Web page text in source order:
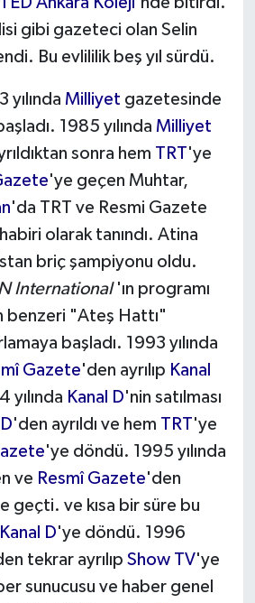
gibi gazeteci olan Selin
Bu evlililik beş yıl sürdü.
yılında Milliyet gazetesinde
1985 yılında Milliyet
sonra hem TRT'ye
'ye geçen Muhtar,
'da TRT ve Resmi Gazete
olarak tanındı. Atina
briç şampiyonu oldu.
International'ın programı
benzeri "Ateş Hattı"
başladı. 1993 yılında
Gazete'den ayrılıp Kanal
Kanal D'nin satılması
'den ayrıldı ve hem TRT'ye
'ye döndü. 1995 yılında
ve Resmî Gazete'den
geçti. ve kısa bir süre bu
Kanal D'ye döndü. 1996
tekrar ayrılıp Show TV'ye
sunucusu ve haber genel